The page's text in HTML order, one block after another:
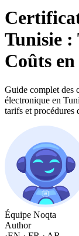
Tunisie :
Coûts en
Guide complet des
électronique en
tarifs et
Équipe Noqta
Author